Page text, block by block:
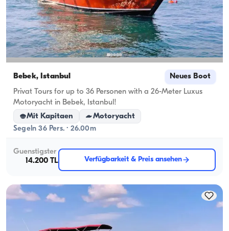
Bebek, İstanbul Neues Boot
Privat Tours for up to 36 Personen with a 26-Meter Luxus
Motoryacht in Bebek, Istanbul!
Mit Kapitaen
Motoryacht
Segeln 36 Pers. · 26.00m
Guenstigster
14.200 TL
Verfügbarkeit & Preis ansehen